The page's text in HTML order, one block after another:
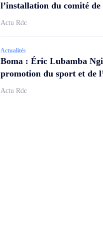
l’installation du comité
Actu Rdc
Actualités
Boma : Éric Lubamba
promotion du sport et de
Actu Rdc